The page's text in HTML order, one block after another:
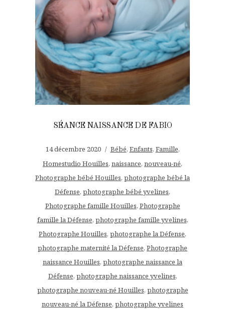
SÉANCE NAISSANCE DE FABIO
14 décembre 2020 Bébé, Enfants, Famille,
Homestudio Houilles, naissance, nouveau-né,
Photographe bébé Houilles, photographe bébé la
Défense, photographe bébé yvelines,
Photographe famille Houilles, Photographe
famille la Défense, photographe famille yvelines,
Photographe Houilles, photographe la Défense,
photographe maternité la Défense, Photographe
naissance Houilles, photographe naissance la
Défense, photographe naissance yvelines,
photographe nouveau-né Houilles, photographe
nouveau-né la Défense, photographe yvelines